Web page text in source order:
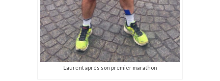
Laurent après son premier marathon